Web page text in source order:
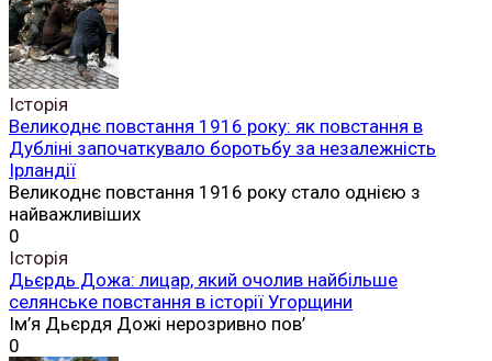
Історія
Великоднє повстання 1916 року: як повстання в
Дубліні започаткувало боротьбу за незалежність
Ірландії
Великоднє повстання 1916 року стало однією з
найважливіших
0
Історія
Дьєрдь Дожа: лицар, який очолив найбільше
селянське повстання в історії Угорщини
Ім’я Дьєрдя Дожі нерозривно пов’
0